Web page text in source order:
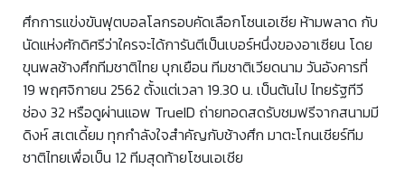
ศึกการแข่งขันฟุตบอลโลกรอบคัดเลือกโซนเอเชีย ห้ามพลาด กับ
นัดแห่งศักดิศรีว่าใครจะได้การันตีเป็นเบอร์หนึ่งของอาเซียน โดย
ขุนพลช้างศึกทีมชาติไทย บุกเยือน ทีมชาติเวียดนาม วันอังคารที่
19 พฤศจิกายน 2562 ตั้งแต่เวลา 19.30 น. เป็นต้นไป ไทยรัฐทีวี
ช่อง 32 หรือดูผ่านแอพ TrueID ถ่ายทอดสดรับชมฟรีจากสนามมี
ดิงห์ สเตเดี้ยม ทุกกำลังใจสำคัญกับช้างศึก มาตะโกนเชียร์ทีม
ชาติไทยเพื่อเป็น 12 ทีมสุดท้ายโซนเอเชีย